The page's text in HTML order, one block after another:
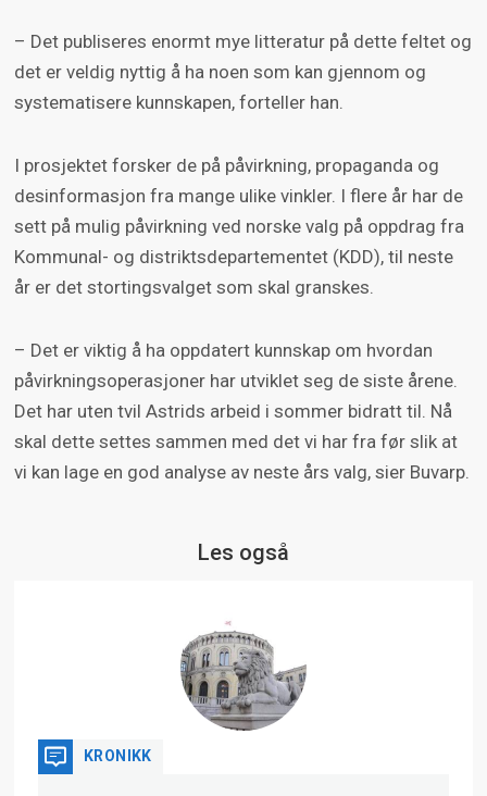
– Det publiseres enormt mye litteratur på dette feltet og
det er veldig nyttig å ha noen som kan gjennom og
systematisere kunnskapen, forteller han.
I prosjektet forsker de på påvirkning, propaganda og
desinformasjon fra mange ulike vinkler. I flere år har de
sett på mulig påvirkning ved norske valg på oppdrag fra
Kommunal- og distriktsdepartementet (KDD), til neste
år er det stortingsvalget som skal granskes.
– Det er viktig å ha oppdatert kunnskap om hvordan
påvirkningsoperasjoner har utviklet seg de siste årene.
Det har uten tvil Astrids arbeid i sommer bidratt til. Nå
skal dette settes sammen med det vi har fra før slik at
vi kan lage en god analyse av neste års valg, sier Buvarp.
Les også
KRONIKK